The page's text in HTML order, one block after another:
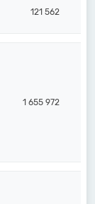
121 562
1 655 972